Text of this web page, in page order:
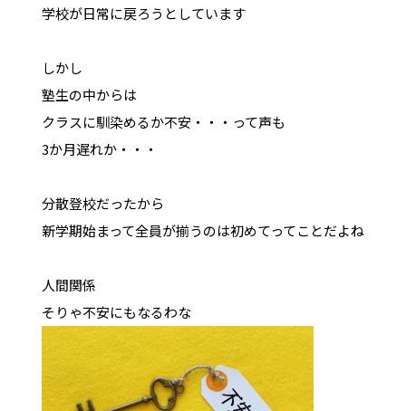
学校が日常に戻ろうとしています
しかし
塾生の中からは
クラスに馴染めるか不安・・・って声も
3か月遅れか・・・
分散登校だったから
新学期始まって全員が揃うのは初めてってことだよね
人間関係
そりゃ不安にもなるわな